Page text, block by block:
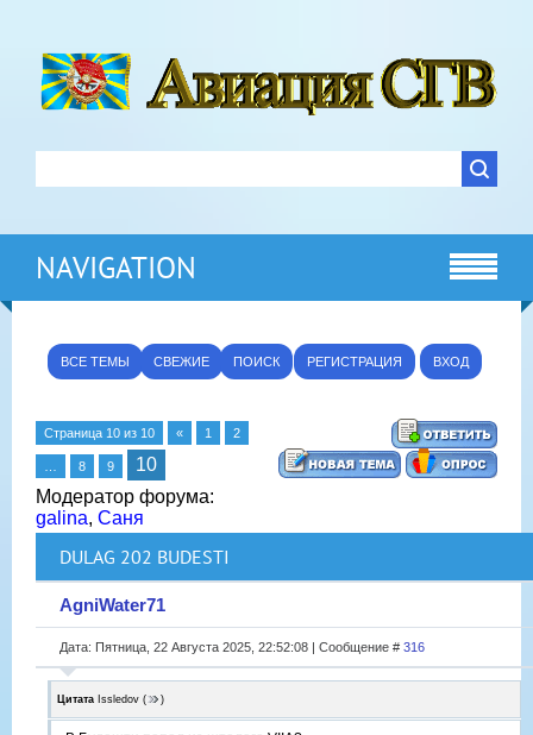
NAVIGATION
ВСЕ ТЕМЫ СВЕЖИЕ ПОИСК РЕГИСТРАЦИЯ ВХОД
Страница 10 из 10 « 1 2
8 9
10
Модератор форума:
galina, Саня
DULAG 202 BUDESTI
AgniWater71
Дата: Пятница, 22 Августа 2025, 22:52:08 | Сообщение # 316
Цитата Issledov ( )